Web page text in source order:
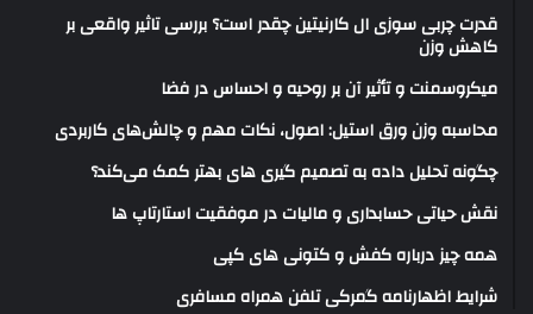
قدرت چربی سوزی ال کارنیتین چقدر است؟ بررسی تاثیر واقعی بر
کاهش وزن
میکروسمنت و تأثیر آن بر روحیه و احساس در فضا
محاسبه وزن ورق استیل: اصول، نکات مهم و چالش‌های کاربردی
چگونه تحلیل داده به تصمیم گیری های بهتر کمک می‌کند؟
نقش حیاتی حسابداری و مالیات در موفقیت استارتاپ ها
همه چیز درباره کفش و کتونی های کپی
شرایط اظهارنامه گمرکی تلفن همراه مسافری